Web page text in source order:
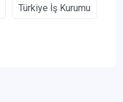
Türkiye İş Kurumu